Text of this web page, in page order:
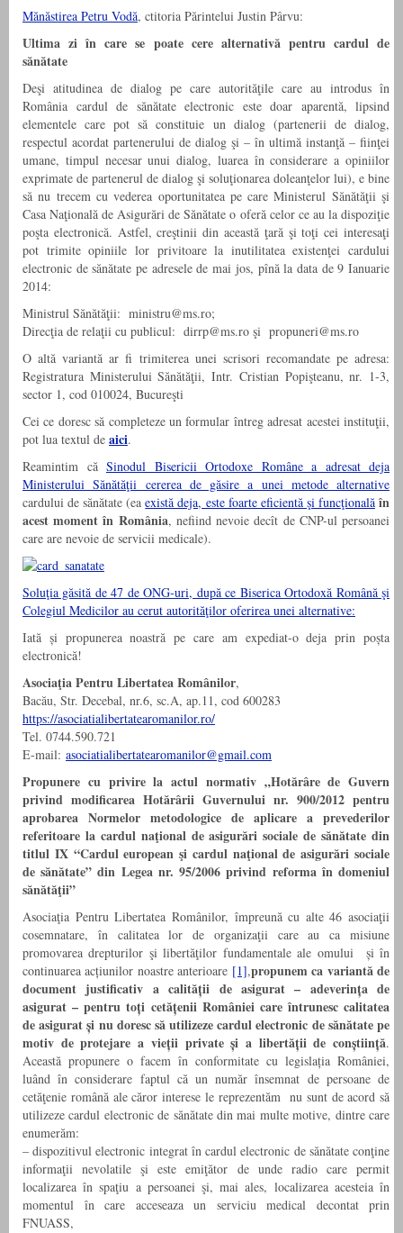
Mănăstirea Petru Vodă, ctitoria Părintelui Justin Pârvu:
Ultima zi în care se poate cere alternativă pentru cardul de
sănătate
Deşi atitudinea de dialog pe care autorităţile care au introdus în
România cardul de sănătate electronic este doar aparentă, lipsind
elementele care pot să constituie un dialog (partenerii de dialog,
respectul acordat partenerului de dialog şi – în ultimă instanţă – fiinţei
umane, timpul necesar unui dialog, luarea în considerare a opiniilor
exprimate de partenerul de dialog şi soluţionarea doleanţelor lui), e bine
să nu trecem cu vederea oportunitatea pe care Ministerul Sănătăţii şi
Casa Naţională de Asigurări de Sănătate o oferă celor ce au la dispoziţie
poşta electronică. Astfel, creştinii din această ţară şi toţi cei interesaţi
pot trimite opiniile lor privitoare la inutilitatea existenţei cardului
electronic de sănătate pe adresele de mai jos, pînă la data de 9 Ianuarie
2014:
Ministrul Sănătăţii: ministru@ms.ro;
Direcţia de relaţii cu publicul: dirrp@ms.ro şi propuneri@ms.ro
O altă variantă ar fi trimiterea unei scrisori recomandate pe adresa:
Registratura Ministerului Sănătăţii, Intr. Cristian Popişteanu, nr. 1-3,
sector 1, cod 010024, Bucureşti
Cei ce doresc să completeze un formular întreg adresat acestei instituţii,
pot lua textul de aici.
Reamintim că Sinodul Bisericii Ortodoxe Române a adresat deja
Ministerului Sănătăţii cererea de găsire a unei metode alternative
cardului de sănătate (eaexistă deja, este foarte eficientă şi funcţională în
acest moment în România, nefiind nevoie decît de CNP-ul persoanei
care are nevoie de servicii medicale).
Soluţia găsită de 47 de ONG-uri, după ce Biserica Ortodoxă Română şi
Colegiul Medicilor au cerut autorităţilor oferirea unei alternative:
Iată și propunerea noastră pe care am expediat-o deja prin poșta
electronică!
Asociaţia Pentru Libertatea Românilor,
Bacău, Str. Decebal, nr.6, sc.A, ap.11, cod 600283
https://asociatialibertatearomanilor.ro/
Tel. 0744.590.721
E-mail: asociatialibertatearomanilor@gmail.com
Propunere cu privire la actul normativ „Hotărâre de Guvern
privind modificarea Hotărârii Guvernului nr. 900/2012 pentru
aprobarea Normelor metodologice de aplicare a prevederilor
referitoare la cardul naţional de asigurări sociale de sănătate din
titlul IX “Cardul european şi cardul naţional de asigurări sociale
de sănătate” din Legea nr. 95/2006 privind reforma în domeniul
sănătăţii”
Asociaţia Pentru Libertatea Românilor, împreună cu alte 46 asociaţii
cosemnatare, în calitatea lor de organizaţii care au ca misiune
promovarea drepturilor şi libertăţilor fundamentale ale omului și în
continuarea acțiunilor noastre anterioare [1],propunem ca variantă de
document justificativ a calității de asigurat – adeverința de
asigurat – pentru toți cetățenii României care întrunesc calitatea
de asigurat și nu doresc să utilizeze cardul electronic de sănătate pe
motiv de protejare a vieții private și a libertății de conștiință.
Această propunere o facem în conformitate cu legislația României,
luând în considerare faptul că un număr însemnat de persoane de
cetăţenie română ale căror interese le reprezentăm nu sunt de acord să
utilizeze cardul electronic de sănătate din mai multe motive, dintre care
enumerăm:
– dispozitivul electronic integrat în cardul electronic de sănătate conţine
informaţii nevolatile şi este emiţător de unde radio care permit
localizarea în spaţiu a persoanei şi, mai ales, localizarea acesteia în
momentul în care acceseaza un serviciu medical decontat prin
FNUASS,